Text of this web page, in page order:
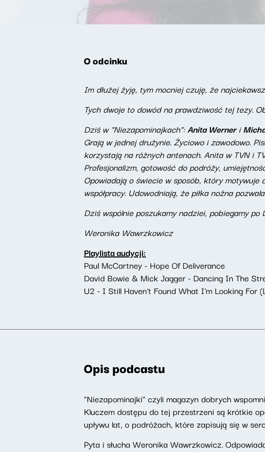
O odcinku
Im dłużej żyję, tym mocniej czuję, że
Tych dwoje to dowód na prawdziwość tej tezy.
Dziś w "Niezapominajkach":Anita Werneri
Grają w jednej drużynie. Życiowo i zawodowo.
korzystają na różnych antenach. Anita w TVN i
Profesjonalizm, gotowość do podróży,
Opowiadają o świecie w sposób, który motywuje
współpracy. Udowodniają, że piłka nożna
Dziś wspólnie poszukamy nadziei, pobiegamy
Weronika Wawrzkowicz
Playlista audycji:
Paul McCartney - Hope Of Deliverance
David Bowie & Mick Jagger - Dancing In The
U2 - I Still Haven't Found What I'm Looking For
Opis podcastu
"Niezapominajki" czyli magazyn dobrych
Kluczem dostępu do tej przestrzeni są krótkie
upływu lat, o podróżach, które zapisują się w
Pyta i słucha Weronika Wawrzkowicz.